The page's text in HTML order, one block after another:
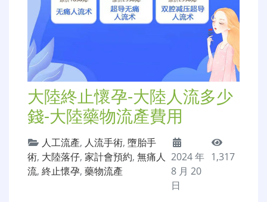
大陸終止懷孕-大陸人流多少
錢-大陸藥物流產費用
人工流產, 人流手術, 墮胎手
術, 大陸落仔, 家計會預約, 無痛人
流, 終止懷孕, 藥物流產
2024 年
8 月 20
日
1,317